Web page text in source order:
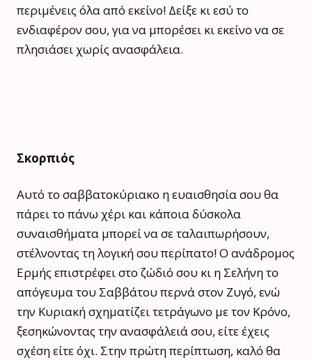
περιμένεις όλα από εκείνο! Δείξε κι εσύ το
ενδιαφέρον σου, για να μπορέσει κι εκείνο να σε
πλησιάσει χωρίς ανασφάλεια.
Σκορπιός
Αυτό το σαββατοκύριακο η ευαισθησία σου θα
πάρει το πάνω χέρι και κάποια δύσκολα
συναισθήματα μπορεί να σε ταλαιπωρήσουν,
στέλνοντας τη λογική σου περίπατο! Ο ανάδρομος
Ερμής επιστρέφει στο ζώδιό σου κι η Σελήνη το
απόγευμα του Σαββάτου περνά στον Ζυγό, ενώ
την Κυριακή σχηματίζει τετράγωνο με τον Κρόνο,
ξεσηκώνοντας την ανασφάλειά σου, είτε έχεις
σχέση είτε όχι. Στην πρώτη περίπτωση, καλό θα